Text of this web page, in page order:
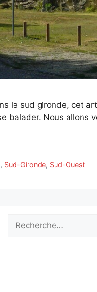
le sud gironde, cet
balader. Nous allons
, Sud-Gironde, Sud-Ouest
Rechercher :